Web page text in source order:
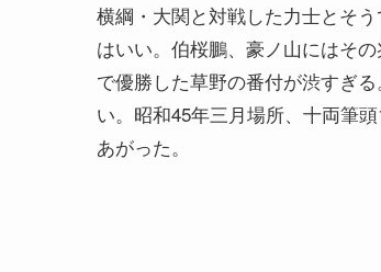
横綱・大関と対戦した力士とそ
はいい。伯桜鵬、豪ノ山にはそ
で優勝した草野の番付が渋すぎ
い。昭和45年三月場所、十両筆
あがった。